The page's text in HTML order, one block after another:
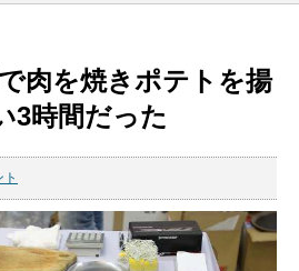
肉を焼きポテトを揚
3時間だった